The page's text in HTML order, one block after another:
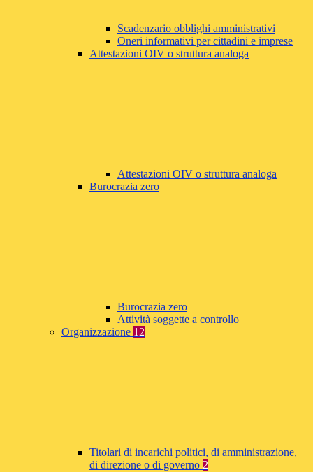
Scadenzario obblighi amministrativi
Oneri informativi per cittadini e imprese
Attestazioni OIV o struttura analoga
Attestazioni OIV o struttura analoga
Burocrazia zero
Burocrazia zero
Attività soggette a controllo
Organizzazione 12
Titolari di incarichi politici, di amministrazione,
di direzione o di governo 2